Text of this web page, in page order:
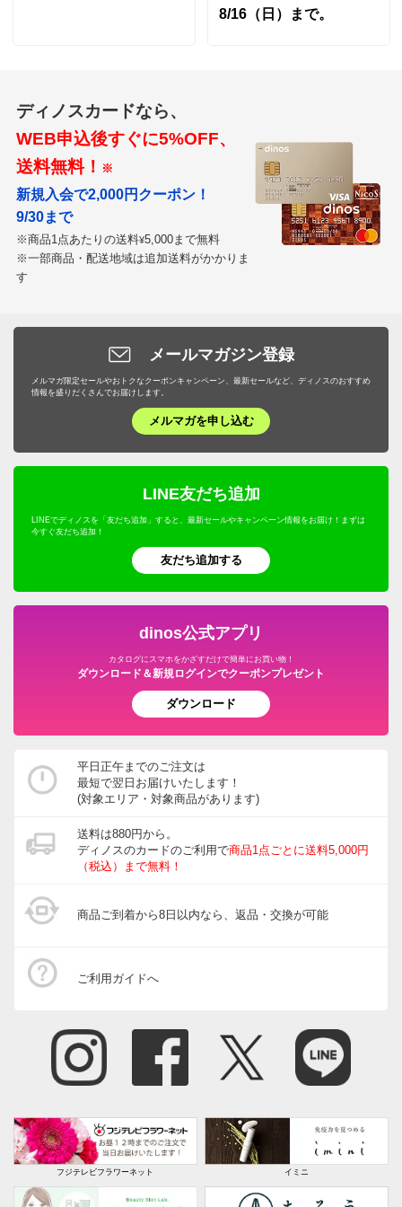
8/16（日）まで。
ディノスカードなら、
WEB申込後すぐに5%OFF、
送料無料！ ※
新規入会で2,000円クーポン！
9/30まで
※商品1点あたりの送料¥5,000まで無料
※一部商品・配送地域は追加送料がかかりま
す
メールマガジン登録
メルマガ限定セールやおトクなクーポンキャンペーン、最新セールなど、ディノスのおすすめ
情報を盛りだくさんでお届けします。
メルマガを申し込む
LINE友だち追加
LINEでディノスを「友だち追加」すると、最新セールやキャンペーン情報をお届け！まずは
今すぐ友だち追加！
友だち追加する
dinos公式アプリ
カタログにスマホをかざすだけで簡単にお買い物！
ダウンロード＆新規ログインでクーポンプレゼント
ダウンロード
平日正午までのご注文は
最短で翌日お届けいたします！
(対象エリア・対象商品があります)
送料は880円から。
ディノスのカードのご利用で商品1点ごとに送料5,000円
（税込）まで無料！
商品ご到着から8日以内なら、返品・交換が可能
ご利用ガイドへ
フジテレビフラワーネット イミニ